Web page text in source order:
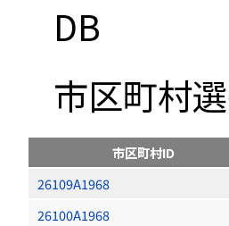
DB
市区町村選
市区町村ID
26109A1968
26100A1968